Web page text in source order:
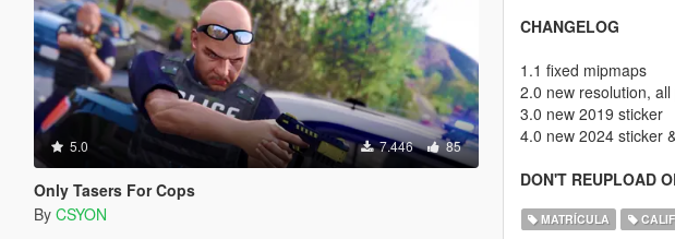
5.0 7.446 85
Only Tasers For Cops
By CSYON
CHANGELOG
1.1 fixed mipmaps
2.0 new resolution, all
3.0 new 2019 sticker
4.0 new 2024 sticker
DON'T REUPLOAD
MATRÍCULA